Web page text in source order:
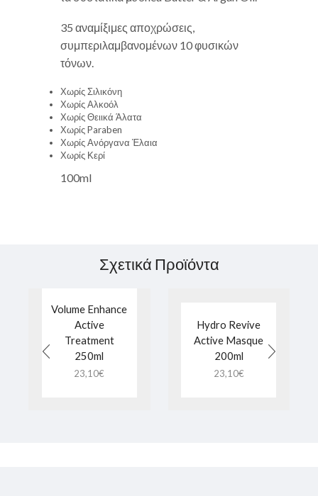
35 αναμίξιμες αποχρώσεις,
συμπεριλαμβανομένων 10 φυσικών
τόνων.
Χωρίς Σιλικόνη
Χωρίς Αλκοόλ
Χωρίς Θειικά Άλατα
Χωρίς Paraben
Χωρίς Ανόργανα Έλαια
Χωρίς Κερί
100ml
Σχετικά Προϊόντα
Volume Enhance
Active
Treatment
250ml
23,10€
Hydro Revive
Active Masque
200ml
23,10€